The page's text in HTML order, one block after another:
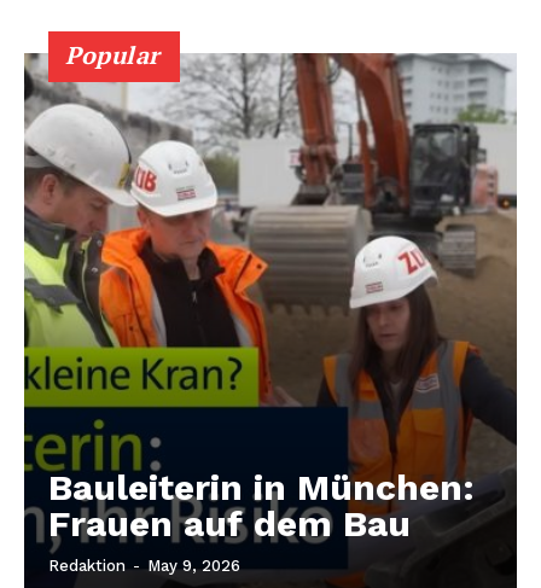
Popular
Bauleiterin in München:
Frauen auf dem Bau
Redaktion - May 9, 2026